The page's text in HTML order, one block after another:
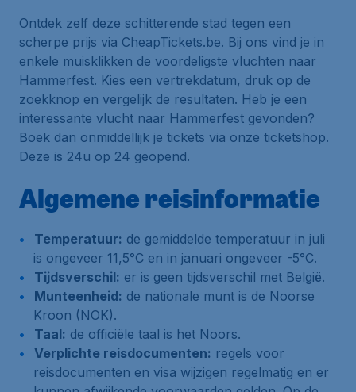
Ontdek zelf deze schitterende stad tegen een
scherpe prijs via CheapTickets.be. Bij ons vind je in
enkele muisklikken de voordeligste vluchten naar
Hammerfest. Kies een vertrekdatum, druk op de
zoekknop en vergelijk de resultaten. Heb je een
interessante vlucht naar Hammerfest gevonden?
Boek dan onmiddellijk je tickets via onze ticketshop.
Deze is 24u op 24 geopend.
Algemene reisinformatie
Temperatuur: de gemiddelde temperatuur in juli
is ongeveer 11,5°C en in januari ongeveer -5°C.
Tijdsverschil: er is geen tijdsverschil met België.
Munteenheid: de nationale munt is de Noorse
Kroon (NOK).
Taal: de officiële taal is het Noors.
Verplichte reisdocumenten: regels voor
reisdocumenten en visa wijzigen regelmatig en er